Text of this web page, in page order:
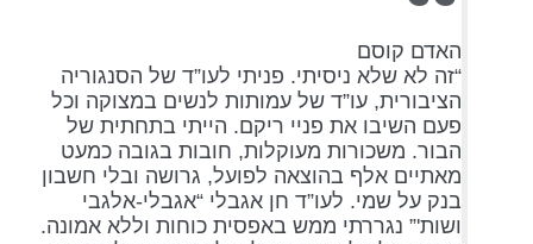
האדם קוסם
“זה לא שלא ניסיתי. פניתי לעו”ד של הסנגוריה
הציבורית, עו”ד של עמותות לנשים במצוקה וכל
פעם השיבו את פניי ריקם. הייתי בתחתית של
הבור. משכורות מעוקלות, חובות בגובה כמעט
מאתיים אלף בהוצאה לפועל, גרושה ובלי חשבון
בנק על שמי. לעו”ד חן אגבלי “אגבלי-אלגבי
ושות'” נגררתי ממש באפסית כוחות וללא אמונה.